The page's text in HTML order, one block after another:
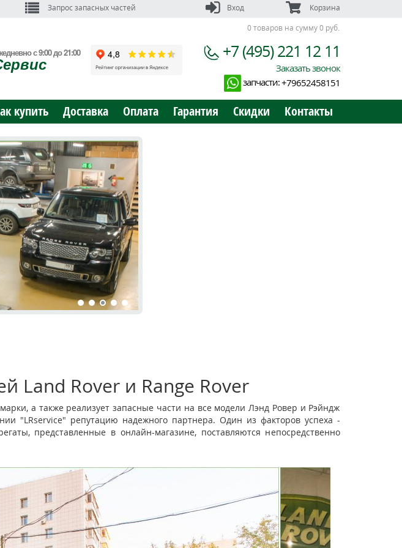
Запрос запасных частей
Корзина
0 товаров на сумму 0 руб.
Вход
с 9:00 до 21:00 +7 (495) 221 12 11
Заказать звонок
запчасти:+79652458151
купить Доставка Оплата Гарантия Скидки Контакты
Land Rover и Range Rover
а также реализует запасные части на все модели Лэнд Ровер и Рэйндж
"LRservice" репутацию надежного партнера. Один из факторов успеха -
представленные в онлайн-магазине, поставляются непосредственно